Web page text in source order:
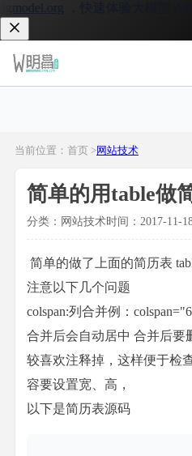
，快速体验大模型 API 接
当前位置：首页 >网站技术
简单的用table做
分类：网站技术时间：2017-11-
简单的做了上面的简历表
注意以下几个问题
colspan:列合并例：
合并后会自动居中 合并后要
较喜欢注释掉，这样便于检
容要设置宽、高，
以下是简历表源码